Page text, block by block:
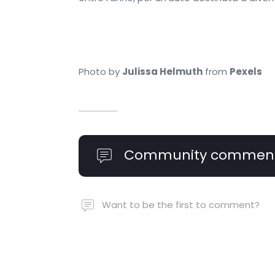
Photo by Julissa Helmuth from Pexels
Community
Want to be the first to comment?